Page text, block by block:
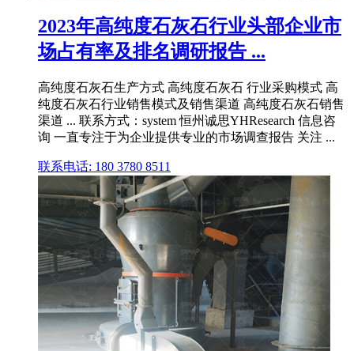
2023年高纯度石灰石行业头部企业市
场占有率及排名调研报告 ...
高纯度石灰石生产方式 高纯度石灰石 行业采购模式 高
纯度石灰石行业销售模式及销售渠道 高纯度石灰石销售
渠道 ... 联系方式：system 恒州诚思YHResearch 信息咨
询 一直专注于为企业提供专业的市场调查报告 关注 ...
联系电话: 180 3780 8511